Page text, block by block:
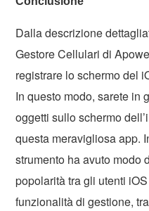
Dalla descrizione
Gestore Cellulari di
registrare lo schermo del
In questo modo, sarete in
oggetti sullo schermo
questa meravigliosa app.
strumento ha avuto modo
popolarità tra gli utenti
funzionalità di gestione,